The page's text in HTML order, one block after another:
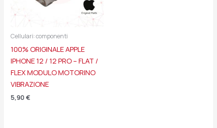
Cellulari: componenti
100% ORIGINALE APPLE
IPHONE 12 / 12 PRO – FLAT /
FLEX MODULO MOTORINO
VIBRAZIONE
5,90 €